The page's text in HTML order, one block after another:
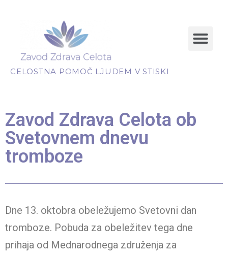
CELOSTNA POMOČ LJUDEM V STISKI
Zavod Zdrava Celota ob
Svetovnem dnevu
tromboze
Dne 13. oktobra obeležujemo Svetovni dan
tromboze. Pobuda za obeležitev tega dne
prihaja od Mednarodnega združenja za